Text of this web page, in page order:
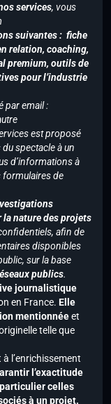
services, vous
suivantes : fiche
relation, coaching,
premium, outils de
pour l’industrie
par email :
est proposé
spectacle à un
d’informations à
formulaires de
nature des projets
afin de
disponibles
sur la base
publics.
journalistique
en France. Elle
mentionnéeet
telle que
l’enrichissement
l’exactitude
celles
à un projet.